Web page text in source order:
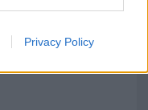
Privacy Policy